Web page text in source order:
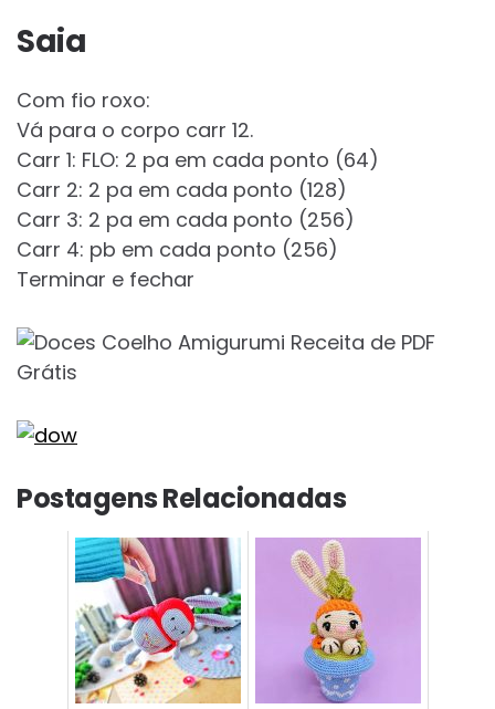
Saia
Com fio roxo:
Vá para o corpo carr 12.
Carr 1: FLO: 2 pa em cada ponto (64)
Carr 2: 2 pa em cada ponto (128)
Carr 3: 2 pa em cada ponto (256)
Carr 4: pb em cada ponto (256)
Terminar e fechar
Postagens Relacionadas